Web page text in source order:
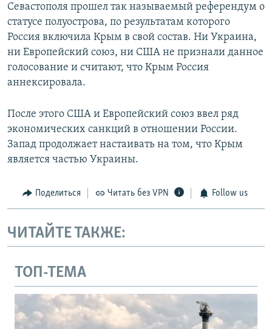
Севастополя прошел так называемый референдум о
статусе полуострова, по результатам которого
Россия включила Крым в свой состав. Ни Украина,
ни Европейский союз, ни США не признали данное
голосование и считают, что Крым Россия
аннексировала.
После этого США и Европейский союз ввел ряд
экономических санкций в отношении России.
Запад продолжает настаивать на том, что Крым
является частью Украины.
Поделиться Читать без VPN Follow us
ЧИТАЙТЕ ТАКЖЕ:
ТОП-ТЕМА